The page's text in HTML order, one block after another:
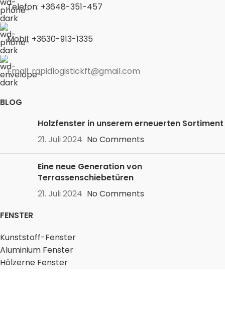
Telefon: +3648-351-457
Mobil: +3630-913-1335
Email: rapidlogistickft@gmail.com
BLOG
Holzfenster in unserem erneuerten Sortiment
21. Juli 2024 No Comments
Eine neue Generation von
Terrassenschiebetüren
21. Juli 2024 No Comments
FENSTER
Kunststoff-Fenster
Aluminium Fenster
Hölzerne Fenster